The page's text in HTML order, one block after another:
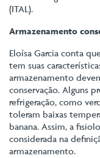
(ITAL).
Armazenamento
Eloísa Garcia conta
tem suas
armazenamento
conservação. Alguns
refrigeração, como
toleram baixas
banana. Assim, a
considerada na
armazenamento.